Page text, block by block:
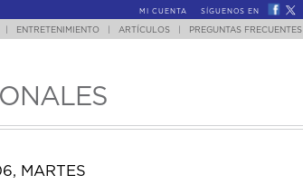
MI CUENTA SÍGUENOS EN
ENTRETENIMIENTO ARTÍCULOS PREGUNTAS FRECUENTES
MARTES